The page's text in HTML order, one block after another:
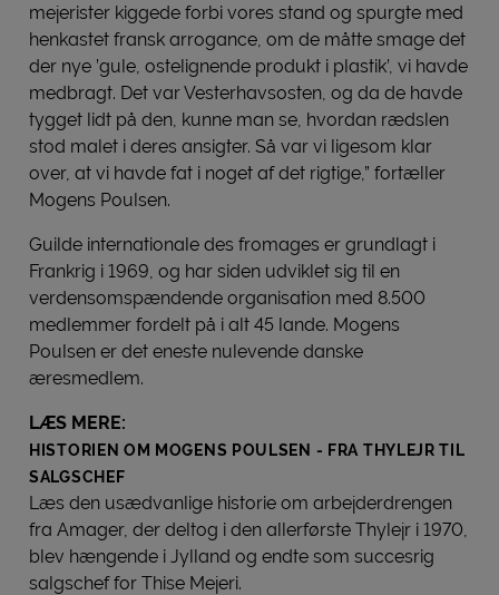
mejerister kiggede forbi vores stand og spurgte med
henkastet fransk arrogance, om de måtte smage det
der nye ’gule, ostelignende produkt i plastik’, vi havde
medbragt. Det var Vesterhavsosten, og da de havde
tygget lidt på den, kunne man se, hvordan rædslen
stod malet i deres ansigter. Så var vi ligesom klar
over, at vi havde fat i noget af det rigtige,” fortæller
Mogens Poulsen.
Guilde internationale des fromages er grundlagt i
Frankrig i 1969, og har siden udviklet sig til en
verdensomspændende organisation med 8.500
medlemmer fordelt på i alt 45 lande. Mogens
Poulsen er det eneste nulevende danske
æresmedlem.
LÆS MERE:
HISTORIEN OM MOGENS POULSEN - FRA THYLEJR TIL
SALGSCHEF
Læs den usædvanlige historie om arbejderdrengen
fra Amager, der deltog i den allerførste Thylejr i 1970,
blev hængende i Jylland og endte som succesrig
salgschef for Thise Mejeri.